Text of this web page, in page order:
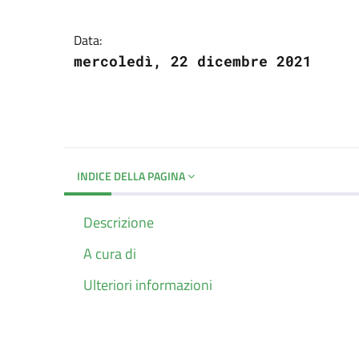
Data:
mercoledì, 22 dicembre 2021
INDICE DELLA PAGINA
Descrizione
A cura di
Ulteriori informazioni